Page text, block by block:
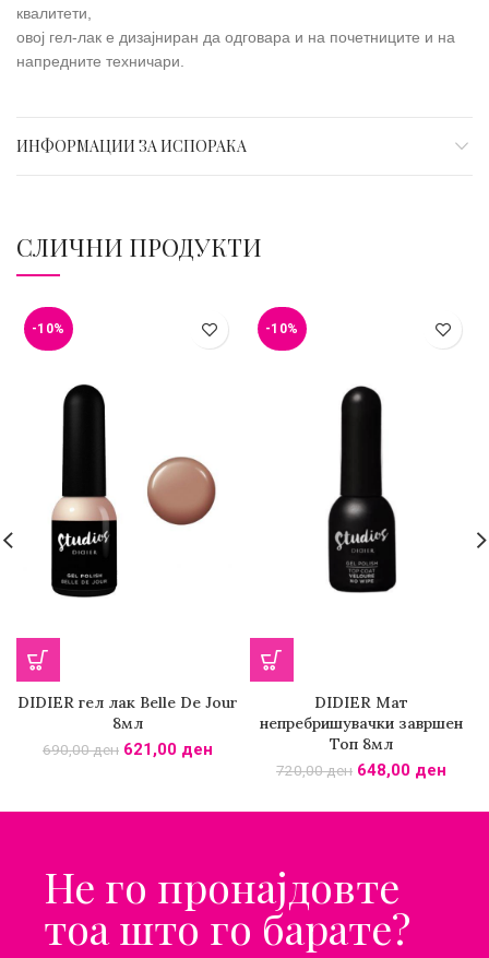
квалитети,
овој гел-лак е дизајниран да одговара и на почетниците и на
напредните техничари.
ИНФОРМАЦИИ ЗА ИСПОРАКА
СЛИЧНИ ПРОДУКТИ
-10%
DIDIER гел лак Belle De Jour
8мл
690,00ден 621,00 ден
-10%
DIDIER Мат
непребришувачки завршен
Топ 8мл
720,00ден 648,00 ден
Не го пронајдовте
тоа што го барате?